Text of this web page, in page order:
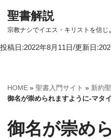
コ
テ
へ
ス
ッ
プ
聖書解説
宗教ナシでイエス・キリストを信じ
投稿日:2022年8月11日/更新日
HOME » 聖書入門サイト » 新約
御名が崇められますように-マタ
御名が崇め